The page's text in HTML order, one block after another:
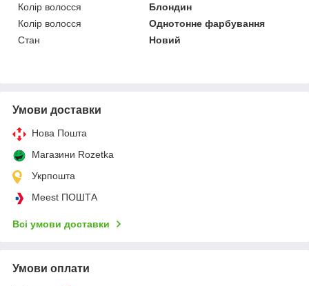
Колір волосся
Блондин
Колір волосся
Однотонне фарбування
Стан
Новий
Умови доставки
Нова Пошта
Магазини Rozetka
Укрпошта
Meest ПОШТА
Всі умови доставки
Умови оплати